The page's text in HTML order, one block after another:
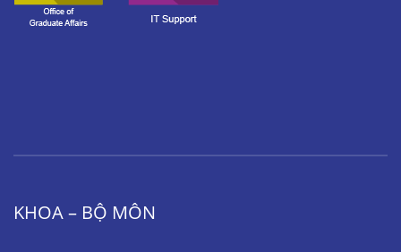
KHOA – BỘ MÔN